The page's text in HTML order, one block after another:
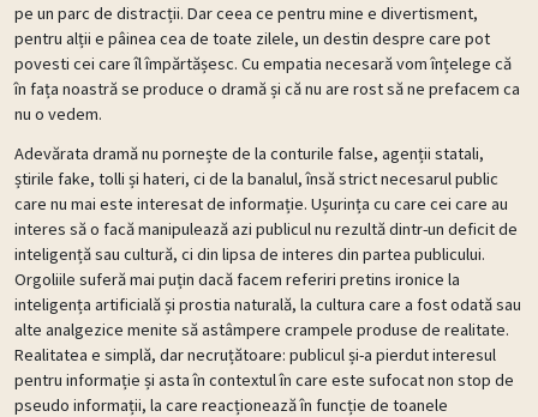
pe un parc de distracții. Dar ceea ce pentru mine e divertisment,
pentru alții e pâinea cea de toate zilele, un destin despre care pot
povesti cei care îl împărtășesc. Cu empatia necesară vom înțelege că
în fața noastră se produce o dramă și că nu are rost să ne prefacem ca
nu o vedem.
Adevărata dramă nu pornește de la conturile false, agenții statali,
știrile fake, tolli și hateri, ci de la banalul, însă strict necesarul public
care nu mai este interesat de informație. Ușurința cu care cei care au
interes să o facă manipulează azi publicul nu rezultă dintr-un deficit de
inteligență sau cultură, ci din lipsa de interes din partea publicului.
Orgoliile suferă mai puțin dacă facem referiri pretins ironice la
inteligența artificială și prostia naturală, la cultura care a fost odată sau
alte analgezice menite să astâmpere crampele produse de realitate.
Realitatea e simplă, dar necruțătoare: publicul și-a pierdut interesul
pentru informație și asta în contextul în care este sufocat non stop de
pseudo informații, la care reacționează în funcție de toanele